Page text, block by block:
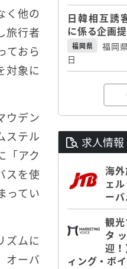
く他の
旅行者
ておら
対象に
ウデン
ステル
「アク
スを使
ってい
ズムに
オーバ
日韓相互誘
に係る企画
福岡県
福岡
日
求人情報
海
ェ
ーバ
観
タ
迎
ィング・ボイ